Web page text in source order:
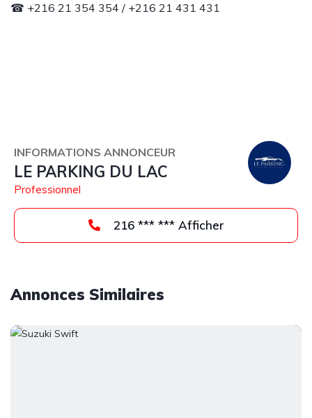
☎ +216 21 354 354 / +216 21 431 431
INFORMATIONS ANNONCEUR
LE PARKING DU LAC
Professionnel
216 *** *** Afficher
Annonces Similaires